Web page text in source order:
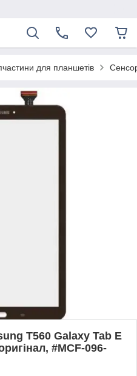
для планшетів
T560 Galaxy Tab E
#MCF-096-